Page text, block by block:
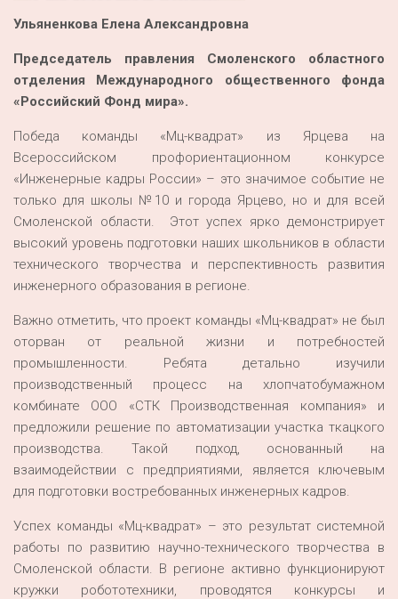
Ульяненкова Елена Александровна
Председатель правления Смоленского областного
отделения Международного общественного фонда
«Российский Фонд мира».
Победа команды «Мц-квадрат» из Ярцева на
Всероссийском профориентационном конкурсе
«Инженерные кадры России» – это значимое событие не
только для школы №10 и города Ярцево, но и для всей
Смоленской области. Этот успех ярко демонстрирует
высокий уровень подготовки наших школьников в области
технического творчества и перспективность развития
инженерного образования в регионе.
Важно отметить, что проект команды «Мц-квадрат» не был
оторван от реальной жизни и потребностей
промышленности. Ребята детально изучили
производственный процесс на хлопчатобумажном
комбинате ООО «СТК Производственная компания» и
предложили решение по автоматизации участка ткацкого
производства. Такой подход, основанный на
взаимодействии с предприятиями, является ключевым
для подготовки востребованных инженерных кадров.
Успех команды «Мц-квадрат» – это результат системной
работы по развитию научно-технического творчества в
Смоленской области. В регионе активно функционируют
кружки робототехники, проводятся конкурсы и